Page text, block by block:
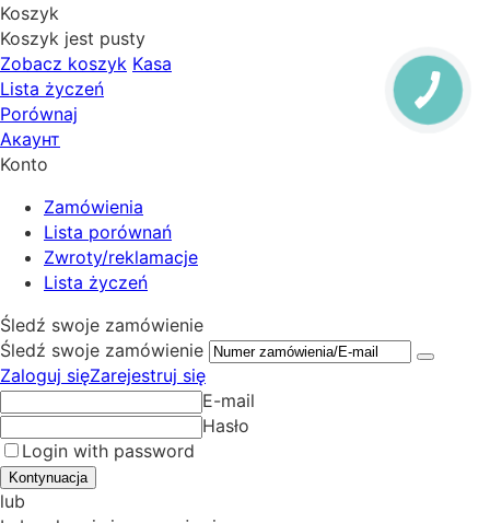
Koszyk
Koszyk jest pusty
Zobacz koszyk Kasa
Lista życzeń
Porównaj
Акаунт
Konto
Zamówienia
Lista porównań
Zwroty/reklamacje
Lista życzeń
Śledź swoje zamówienie
Śledź swoje zamówienie
Zaloguj sięZarejestruj się
E-mail
Hasło
Login with password
Kontynuacja
lub